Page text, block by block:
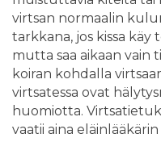
virtsan normaalin
tarkkana, jos kissa
mutta saa aikaan vain
koiran kohdalla
virtsatessa ovat
huomiotta.
vaatii aina